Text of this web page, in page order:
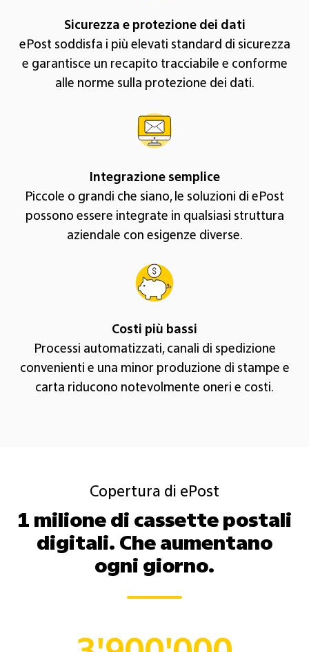
Sicurezza e protezione dei dati
ePost soddisfa i più elevati standard di sicurezza
e garantisce un recapito tracciabile e conforme
alle norme sulla protezione dei dati.
Integrazione semplice
Piccole o grandi che siano, le soluzioni di ePost
possono essere integrate in qualsiasi struttura
aziendale con esigenze diverse.
Costi più bassi
Processi automatizzati, canali di spedizione
convenienti e una minor produzione di stampe e
carta riducono notevolmente oneri e costi.
Copertura di ePost
1 milione di cassette postali
digitali. Che aumentano
ogni giorno.